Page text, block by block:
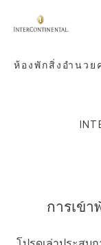
ห้องพักสิ่งอำนวย
การเข้า